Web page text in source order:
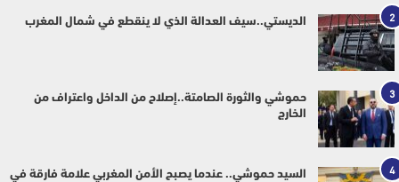
2 الديستي..سيف العدالة الذي لا ينقطع في شمال المغرب
3
حموشي والثورة الصامتة..إصلاح من الداخل واعتراف من
الخارج
4
السيد حموشي.. عندما يصبح الأمن المغربي علامة فارقة في